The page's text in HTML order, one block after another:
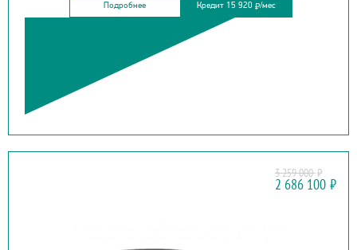
Подробнее Кредит 15 920 ₽/мес
3 259 000₽
2 686 100 ₽